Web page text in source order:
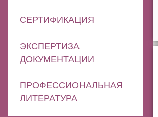
СЕРТИФИКАЦИЯ
ЭКСПЕРТИЗА
ДОКУМЕНТАЦИИ
ПРОФЕССИОНАЛЬНАЯ
ЛИТЕРАТУРА